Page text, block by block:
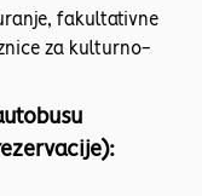
fakultativne
za kulturno-